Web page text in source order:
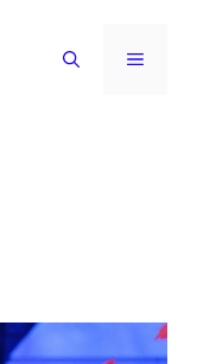
MENU